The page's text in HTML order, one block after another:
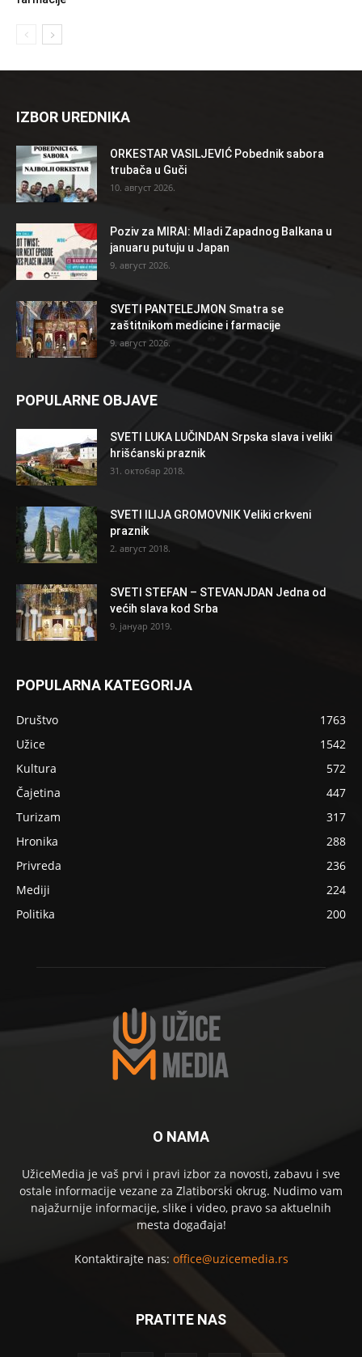
IZBOR UREDNIKA
ORKESTAR VASILJEVIĆ Pobednik sabora
trubača u Guči
10. август 2026.
Poziv za MIRAI: Mladi Zapadnog Balkana u
januaru putuju u Japan
9. август 2026.
SVETI PANTELEJMON Smatra se
zaštitnikom medicine i farmacije
9. август 2026.
POPULARNE OBJAVE
SVETI LUKA LUČINDAN Srpska slava i veliki
hrišćanski praznik
31. октобар 2018.
SVETI ILIJA GROMOVNIK Veliki crkveni
praznik
2. август 2018.
SVETI STEFAN – STEVANJDAN Jedna od
većih slava kod Srba
9. јануар 2019.
POPULARNA KATEGORIJA
Društvo
1763
Užice
1542
Kultura
572
Čajetina
447
Turizam
317
Hronika
288
Privreda
236
Mediji
224
Politika
200
O NAMA
UžiceMedia je vaš prvi i pravi izbor za novosti, zabavu i sve
ostale informacije vezane za Zlatiborski okrug. Nudimo vam
najažurnije informacije, slike i video, pravo sa aktuelnih
mesta događaja!
Kontaktirajte nas: office@uzicemedia.rs
PRATITE NAS